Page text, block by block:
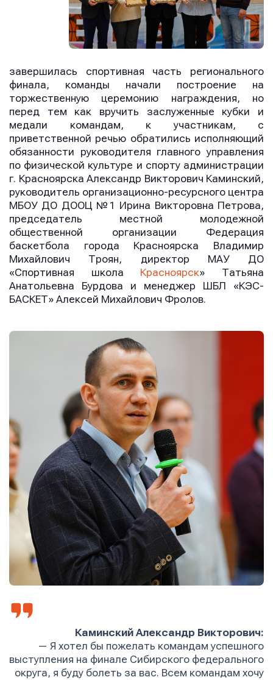
завершилась спортивная часть регионального
финала, команды начали построение на
торжественную церемонию награждения, но
перед тем как вручить заслуженные кубки и
медали командам, к участникам, с
приветственной речью обратились исполняющий
обязанности руководителя главного управления
по физической культуре и спорту администрации
г. Красноярска Александр Викторович Каминский,
руководитель организационно-ресурсного центра
МБОУ ДО ДООЦ №1 Ирина Викторовна Петрова,
председатель местной молодежной
общественной организации Федерация
баскетбола города Красноярска Владимир
Михайлович Троян, директор МАУ ДО
«Спортивная школа Красноярск» Татьяна
Анатольевна Бурдова и менеджер ШБЛ «КЭС-
БАСКЕТ» Алексей Михайлович Фролов.
Каминский Александр Викторович:
— Я хотел бы пожелать командам успешного
выступления на финале Сибирского федерального
округа, я буду болеть за вас. Всем командам хочу
Отправить
Нажимая кнопку “Отправить”, вы соглашаетесь с
условиями обработки персональных данных
Отправить
Нажимая кнопку “Отправить”, вы соглашаетесь с
условиями обработки персональных данных
Отправить
Нажимая кнопку “Отправить”, вы соглашаетесь с
условиями обработки персональных данных